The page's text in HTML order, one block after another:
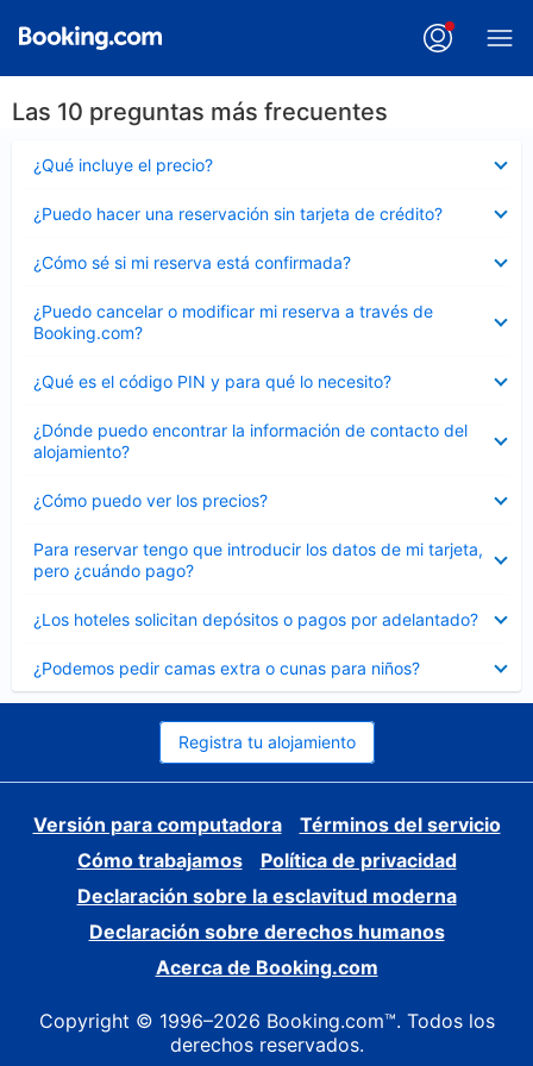
Las 10 preguntas más frecuentes
¿Qué incluye el precio?
cerrado
¿Puedo hacer una reservación sin tarjeta de crédito?
cerrado
¿Cómo sé si mi reserva está confirmada?
cerrado
¿Puedo cancelar o modificar mi reserva a través de
Booking.com?
cerrado
¿Qué es el código PIN y para qué lo necesito?
cerrado
¿Dónde puedo encontrar la información de contacto del
alojamiento?
cerrado
¿Cómo puedo ver los precios?
cerrado
Para reservar tengo que introducir los datos de mi tarjeta,
pero ¿cuándo pago?
cerrado
¿Los hoteles solicitan depósitos o pagos por adelantado?
cerrado
¿Podemos pedir camas extra o cunas para niños?
cerrado
Registra tu alojamiento
Versión para computadora
Términos del servicio
Cómo trabajamos
Política de privacidad
Declaración sobre la esclavitud moderna
Declaración sobre derechos humanos
Acerca de Booking.com
Copyright © 1996–2026 Booking.com™. Todos los
derechos reservados.